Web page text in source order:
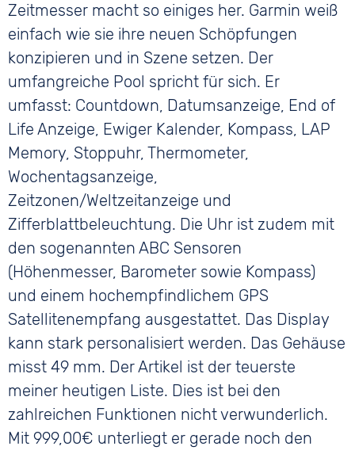
Zeitmesser macht so einiges her. Garmin weiß
einfach wie sie ihre neuen Schöpfungen
konzipieren und in Szene setzen. Der
umfangreiche Pool spricht für sich. Er
umfasst: Countdown, Datumsanzeige, End of
Life Anzeige, Ewiger Kalender, Kompass, LAP
Memory, Stoppuhr, Thermometer,
Wochentagsanzeige,
Zeitzonen/Weltzeitanzeige und
Zifferblattbeleuchtung. Die Uhr ist zudem mit
den sogenannten ABC Sensoren
(Höhenmesser, Barometer sowie Kompass)
und einem hochempfindlichem GPS
Satellitenempfang ausgestattet. Das Display
kann stark personalisiert werden. Das Gehäuse
misst 49 mm. Der Artikel ist der teuerste
meiner heutigen Liste. Dies ist bei den
zahlreichen Funktionen nicht verwunderlich.
Mit 999,00€ unterliegt er gerade noch den